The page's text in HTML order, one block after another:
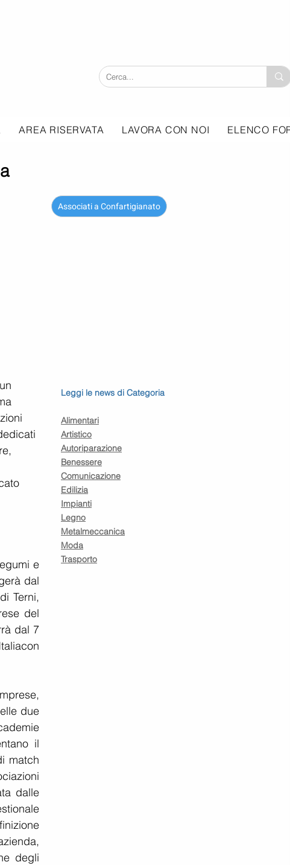
AREA RISERVATA LAVORA CON NOI ELENCO
e
dal
Terni,
del
dal 7
due
il
match
dalle
degli
Leggi le news di Categoria
Alimentari
Artistico
Autoriparazione
Benessere
Comunicazione
Edilizia
Impianti
Legno
Metalmeccanica
Moda
Trasporto
Associati a Confartigianato